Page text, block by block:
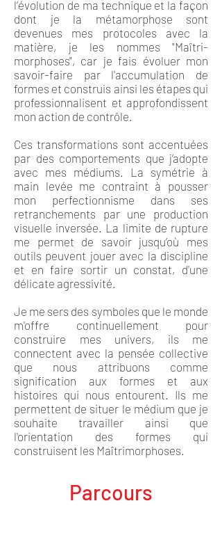
l’évolution de ma technique et la façon
dont je la métamorphose sont
devenues mes protocoles avec la
matière, je les nommes "Maîtri-
morphoses", car je fais évoluer mon
savoir-faire par l'accumulation de
formes et construis ainsi les étapes qui
professionnalisent et approfondissent
mon action de contrôle.
Ces transformations sont accentuées
par des comportements que j’adopte
avec mes médiums. La symétrie à
main levée me contraint à pousser
mon perfectionnisme dans ses
retranchements par une production
visuelle inversée. La limite de rupture
me permet de savoir jusqu’où mes
outils peuvent jouer avec la discipline
et en faire sortir un constat, d'une
délicate agressivité.
Je me sers des symboles que le monde
m'offre continuellement pour
construire mes univers, ils me
connectent avec la pensée collective
que nous attribuons comme
signification aux formes et aux
histoires qui nous entourent. Ils me
permettent de situer le médium que je
souhaite travailler ainsi que
l'orientation des formes qui
construisent les Maîtrimorphoses.
Parcours